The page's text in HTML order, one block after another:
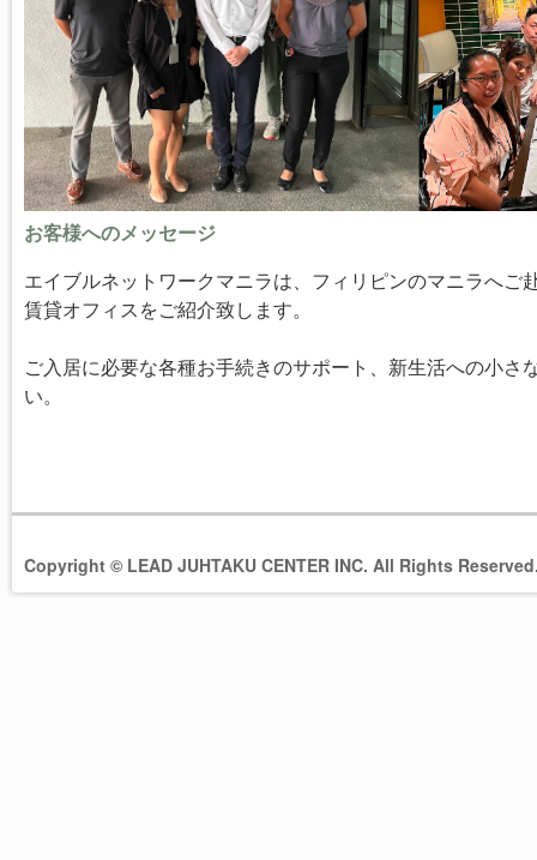
お客様へのメッセージ
エイブルネットワークマニラは、フィリピンのマニラへご
賃貸オフィスをご紹介致します。
ご入居に必要な各種お手続きのサポート、新生活への小さ
い。
Copyright © LEAD JUHTAKU CENTER INC. All Rights